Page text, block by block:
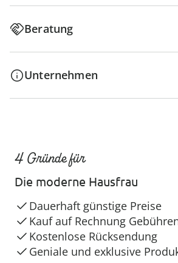
Beratung
Unternehmen
4 Gründe für
Die moderne Hausfrau
Dauerhaft günstige Preise
Kauf auf Rechnung
Kostenlose Rücksendung
Geniale und exklusive